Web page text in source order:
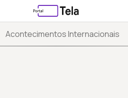
Acontecimentos Internacionais